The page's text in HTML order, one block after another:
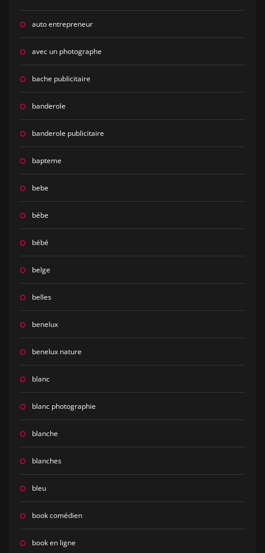
auto entrepreneur
avec un photographe
bache publicitaire
banderole
banderole publicitaire
bapteme
bebe
bébe
bébé
belge
belles
benelux
benelux nature
blanc
blanc photographie
blanche
blanches
bleu
book comédien
book en ligne